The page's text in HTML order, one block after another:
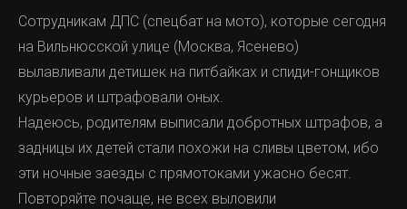
Сотрудникам ДПС (спецбат на мото), которые сегодня
на Вильнюсской улице (Москва, Ясенево)
вылавливали детишек на питбайках и спиди-гонщиков
курьеров и штрафовали оных.
Надеюсь, родителям выписали добротных штрафов, а
задницы их детей стали похожи на сливы цветом, ибо
эти ночные заезды с прямотоками ужасно бесят.
Повторяйте почаще, не всех выловили